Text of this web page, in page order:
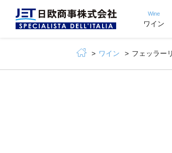
Wine
ワイン
ワイン フェッラー